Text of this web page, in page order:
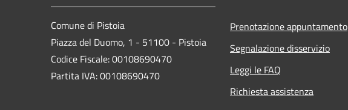
Comune di Pistoia
Piazza del Duomo, 1 - 51100 - Pistoia
Codice Fiscale: 00108690470
Partita IVA: 00108690470
Prenotazione appuntamento
Segnalazione disservizio
Leggi le FAQ
Richiesta assistenza